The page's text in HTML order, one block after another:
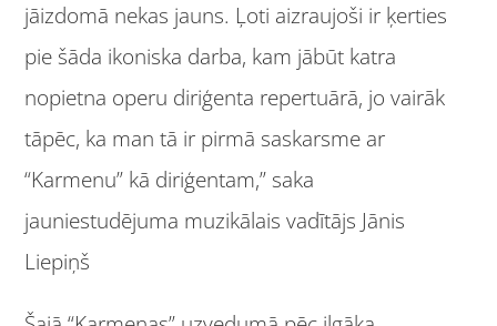
jāizdomā nekas jauns. Ļoti aizraujoši ir ķerties
pie šāda ikoniska darba, kam jābūt katra
nopietna operu diriģenta repertuārā, jo vairāk
tāpēc, ka man tā ir pirmā saskarsme ar
“Karmenu” kā diriģentam,” saka
jauniestudējuma muzikālais vadītājs Jānis
Liepiņš